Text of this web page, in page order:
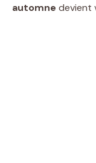
automne devient